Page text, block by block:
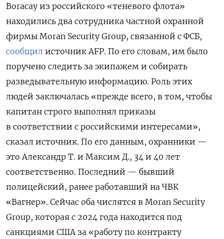
Boracay из российского «теневого флота»
находились два сотрудника частной охранной
фирмы Moran Security Group, связанной с ФСБ,
сообщил источник AFP. По его словам, им было
поручено следить за экипажем и собирать
разведывательную информацию. Роль этих
людей заключалась «прежде всего, в том, чтобы
капитан строго выполнял приказы
в соответствии с российскими интересами»,
сказал источник. По его данным, охранники —
это Александр Т. и Максим Д., 34 и 40 лет
соответственно. Последний — бывший
полицейский, ранее работавший на ЧВК
«Вагнер». Сейчас оба числятся в Moran Security
Group, которая c 2024 года находится под
санкциями США за «работу по контракту